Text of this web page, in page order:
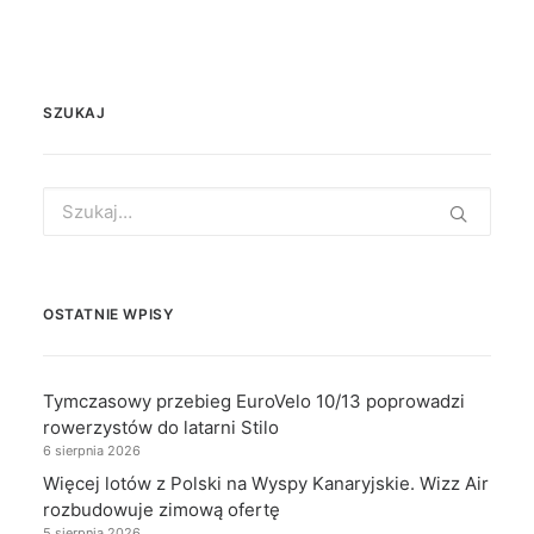
SZUKAJ
for:
OSTATNIE WPISY
Tymczasowy przebieg EuroVelo 10/13 poprowadzi
rowerzystów do latarni Stilo
6 sierpnia 2026
Więcej lotów z Polski na Wyspy Kanaryjskie. Wizz Air
rozbudowuje zimową ofertę